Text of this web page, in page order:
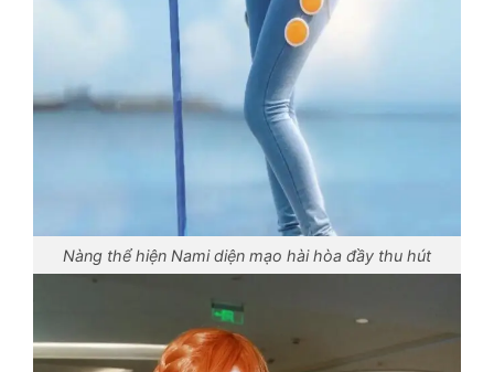
Nàng thể hiện Nami diện mạo hài hòa đầy thu hút